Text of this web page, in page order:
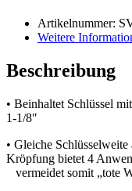
Artikelnummer:
Weitere
Beschreibung
• Beinhaltet Schlüssel
1-1/8″
• Gleiche
Kröpfung bietet 4
vermeidet somit „tote